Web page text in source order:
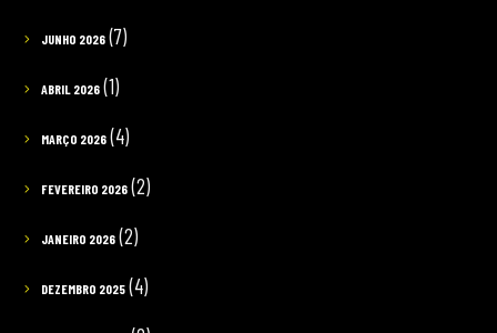
JUNHO 2026(7)
ABRIL 2026(1)
MARÇO 2026(4)
FEVEREIRO 2026(2)
JANEIRO 2026(2)
DEZEMBRO 2025(4)